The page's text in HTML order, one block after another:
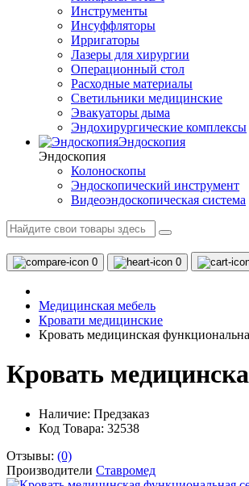
Инструменты
Инсуффляторы
Ирригаторы
Лазеры для хирургии
Операционный стол
Расходные материалы
Светильники медицинские
Эвакуаторы дыма
Эндохирургические комплексы
Эндоскопия
Эндоскопия
Колоноскопы
Эндоскопический инструмент
Видеоэндоскопическая система
0 0
Медицинская мебель
Кровати медицинские
Кровать медицинская
Кровать
Наличие: Предзаказ
Код Товара: 32538
Отзывы: (0)
Производители Ставромед